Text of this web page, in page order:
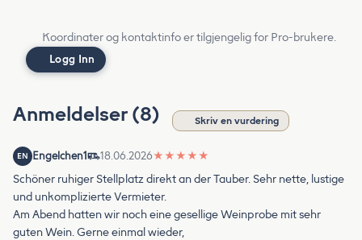
Koordinater og kontaktinfo er tilgjengelig for Pro-brukere.
Logg Inn
Anmeldelser (8) Skriv en vurdering
EN Engelchen1 18.06.2026★ ★ ★ ★ ★
Schöner ruhiger Stellplatz direkt an der Tauber. Sehr nette, lustige
und unkomplizierte Vermieter.
Am Abend hatten wir noch eine gesellige Weinprobe mit sehr
guten Wein. Gerne einmal wieder,